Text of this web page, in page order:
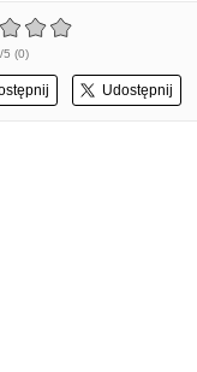
5 (0)
Udostępnij